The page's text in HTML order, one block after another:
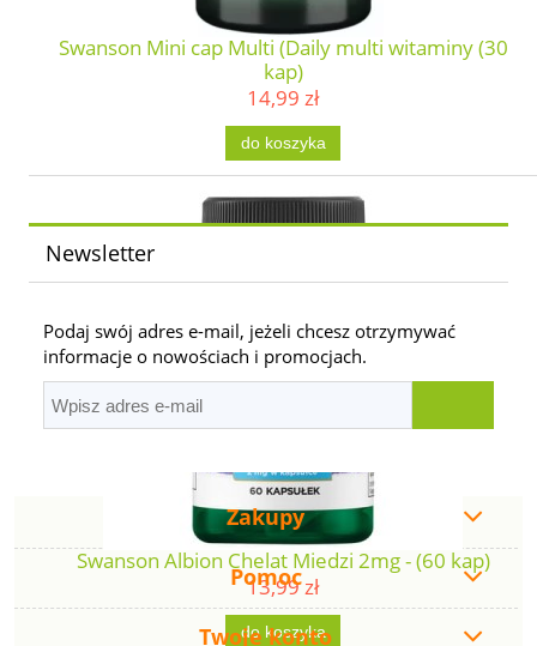
Swanson Mini cap Multi (Daily multi witaminy (30
kap)
14,99 zł
do koszyka
Swanson Albion Chelat Miedzi 2mg - (60 kap)
13,99 zł
do koszyka
Newsletter
Podaj swój adres e-mail, jeżeli chcesz otrzymywać
informacje o nowościach i promocjach.
Zakupy
Pomoc
Twoje konto